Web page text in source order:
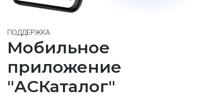
ПОДДЕРЖКА
Мобильное
приложение
"АСКаталог"